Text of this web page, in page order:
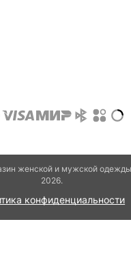
женской и мужской
2026.
конфиденциальности